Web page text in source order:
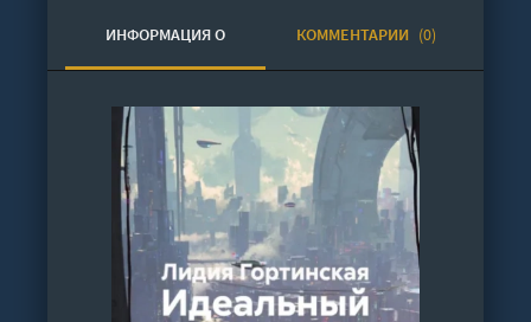
ИНФОРМАЦИЯ О
АУДИОКНИГЕ
КОММЕНТАРИИ (0)